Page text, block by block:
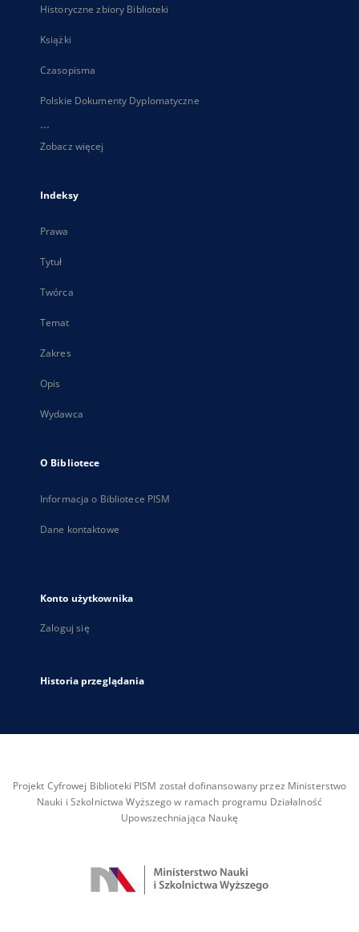
Historyczne zbiory Biblioteki
Książki
Czasopisma
Polskie Dokumenty Dyplomatyczne
...
Zobacz więcej
Indeksy
Prawa
Tytuł
Twórca
Temat
Zakres
Opis
Wydawca
O Bibliotece
Informacja o Bibliotece PISM
Dane kontaktowe
Konto użytkownika
Zaloguj się
Historia przeglądania
Projekt Cyfrowej Biblioteki PISM został dofinansowany przez Ministerstwo
Nauki i Szkolnictwa Wyższego w ramach programu Działalność
Upowszechniająca Naukę